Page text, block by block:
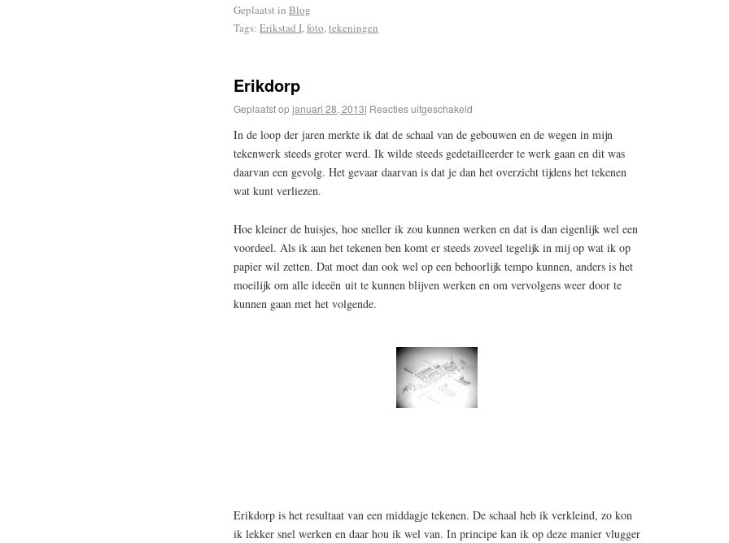
Geplaatst in Blog
Tags: Erikstad I,foto,tekeningen
Erikdorp
Geplaatst opjanuari 28, 2013| Reacties uitgeschakeld
In de loop der jaren merkte ik dat de schaal van de gebouwen en de wegen in mijn
tekenwerk steeds groter werd. Ik wilde steeds gedetailleerder te werk gaan en dit was
daarvan een gevolg. Het gevaar daarvan is dat je dan het overzicht tijdens het tekenen
wat kunt verliezen.
Hoe kleiner de huisjes, hoe sneller ik zou kunnen werken en dat is dan eigenlijk wel een
voordeel. Als ik aan het tekenen ben komt er steeds zoveel tegelijk in mij op wat ik op
papier wil zetten. Dat moet dan ook wel op een behoorlijk tempo kunnen, anders is het
moeilijk om alle ideeën uit te kunnen blijven werken en om vervolgens weer door te
kunnen gaan met het volgende.
Erikdorp is het resultaat van een middagje tekenen. De schaal heb ik verkleind, zo kon
ik lekker snel werken en daar hou ik wel van. In principe kan ik op deze manier vlugger